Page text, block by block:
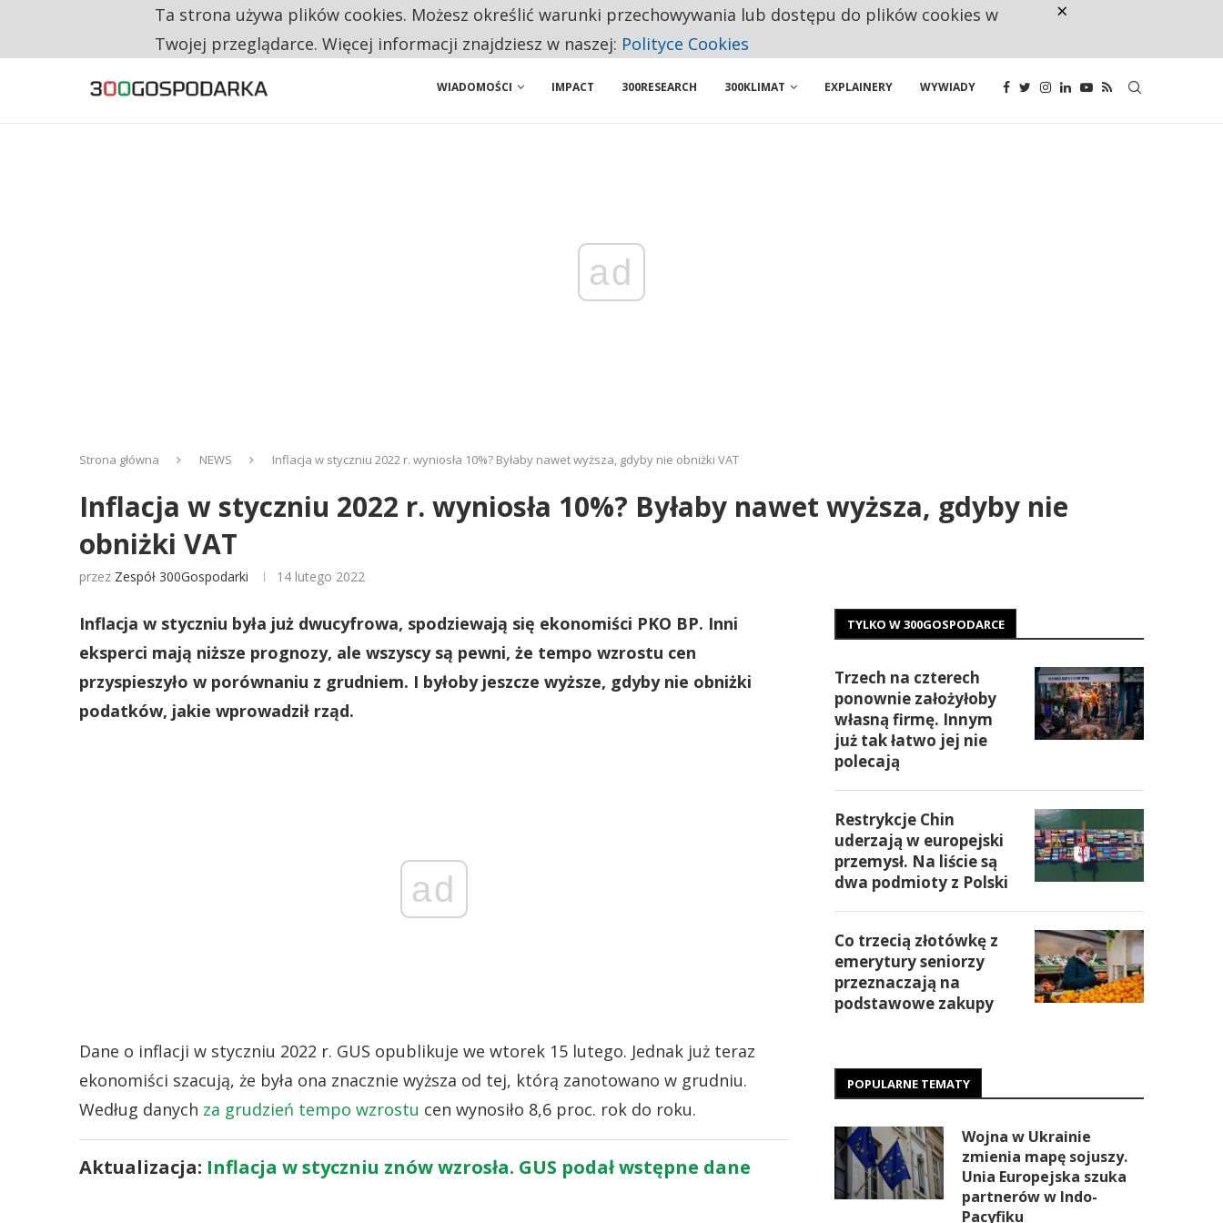
CO TRZECIĄ ZŁOTÓWKĘ Z EMERYTURY SENIORZY PRZEZNACZAJĄ NA PODSTAWOWE ZAKUPY
WIADOMOŚCI IMPACT 300RESEARCH 300KLIMAT EXPLAINERY WYWIADY
ad
Strona główna NEWS Inflacja w styczniu 2022 r. wyniosła 10%? Byłaby nawet wyższa, gdyby nie obniżki VAT
Inflacja w styczniu 2022 r. wyniosła 10%? Byłaby nawet wyższa, gdyby nie
obniżki VAT
przez Zespół 300Gospodarki 14 lutego 2022
Inflacja w styczniu była już dwucyfrowa, spodziewają się ekonomiści PKO BP. Inni
eksperci mają niższe prognozy, ale wszyscy są pewni, że tempo wzrostu cen
przyspieszyło w porównaniu z grudniem. I byłoby jeszcze wyższe, gdyby nie obniżki
podatków, jakie wprowadził rząd.
ad
Dane o inflacji w styczniu 2022 r. GUS opublikuje we wtorek 15 lutego. Jednak już teraz
ekonomiści szacują, że była ona znacznie wyższa od tej, którą zanotowano w grudniu.
Według danych za grudzień tempo wzrostu cen wynosiło 8,6 proc. rok do roku.
Aktualizacja: Inflacja w styczniu znów wzrosła. GUS podał wstępne dane
TYLKO W 300GOSPODARCE
Trzech na czterech
ponownie założyłoby
własną firmę. Innym
już tak łatwo jej nie
polecają
Restrykcje Chin
uderzają w europejski
przemysł. Na liście są
dwa podmioty z Polski
Co trzecią złotówkę z
emerytury seniorzy
przeznaczają na
podstawowe zakupy
POPULARNE TEMATY
Wojna w Ukrainie
zmienia mapę sojuszy.
Unia Europejska szuka
partnerów w Indo-
Pacyfiku
Ta strona używa plików cookies. Możesz określić warunki przechowywania lub dostępu do plików cookies w
Twojej przeglądarce. Więcej informacji znajdziesz w naszej: Polityce Cookies
×